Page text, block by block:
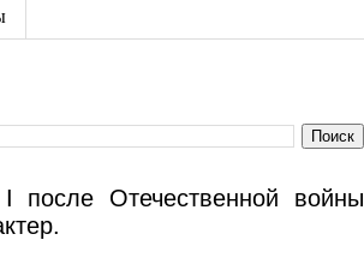
после Отечественной войны